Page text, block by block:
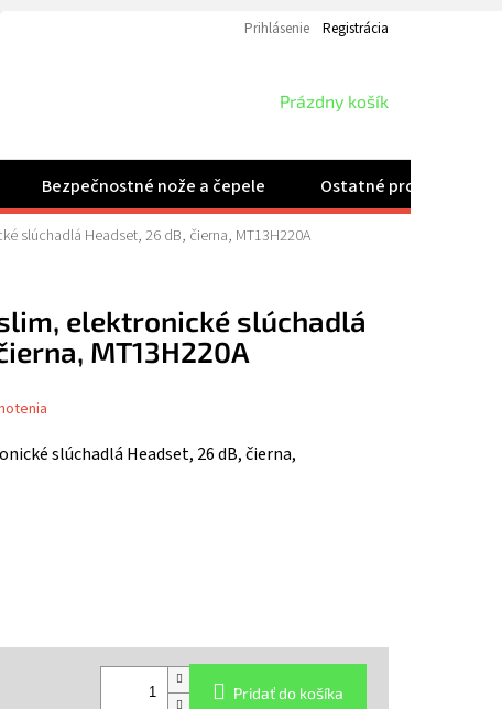
Prihlásenie Registrácia
NÁKUPNÝ
Prázdny košík
Bezpečnostné nože a čepele Ostatné produkty
slúchadlá Headset, 26 dB, čierna, MT13H220A
slúchadlá Headset, 26 dB, čierna,
Pridať do košíka
elektronické slúchadlá
MT13H220A